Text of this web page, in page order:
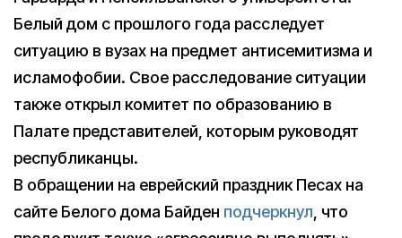
Белый дом с прошлого года расследует
ситуацию в вузах на предмет антисемитизма и
исламофобии. Свое расследование ситуации
также открыл комитет по образованию в
Палате представителей, которым руководят
республиканцы.
В обращении на еврейский праздник Песах на
сайте Белого дома Байден подчеркнул, что